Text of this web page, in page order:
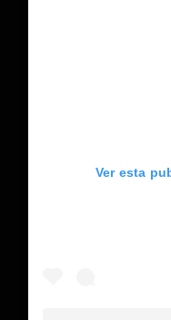
Ver esta